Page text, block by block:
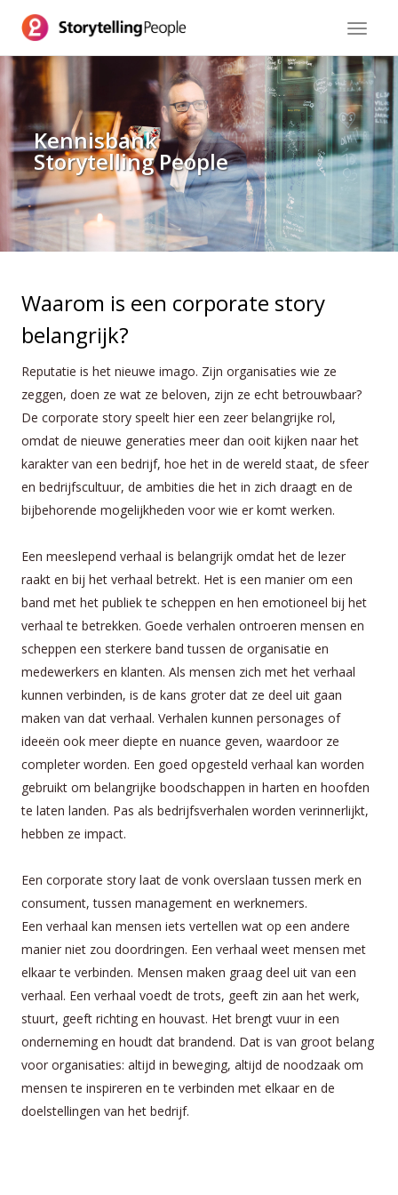
Toggle
Kennisbank
Storytelling People
Waarom is een corporate story
belangrijk?
Reputatie is het nieuwe imago. Zijn organisaties wie ze
zeggen, doen ze wat ze beloven, zijn ze echt betrouwbaar?
De corporate story speelt hier een zeer belangrijke rol,
omdat de nieuwe generaties meer dan ooit kijken naar het
karakter van een bedrijf, hoe het in de wereld staat, de sfeer
en bedrijfscultuur, de ambities die het in zich draagt en de
bijbehorende mogelijkheden voor wie er komt werken.
Een meeslepend verhaal is belangrijk omdat het de lezer
raakt en bij het verhaal betrekt. Het is een manier om een
band met het publiek te scheppen en hen emotioneel bij het
verhaal te betrekken. Goede verhalen ontroeren mensen en
scheppen een sterkere band tussen de organisatie en
medewerkers en klanten. Als mensen zich met het verhaal
kunnen verbinden, is de kans groter dat ze deel uit gaan
maken van dat verhaal. Verhalen kunnen personages of
ideeën ook meer diepte en nuance geven, waardoor ze
completer worden. Een goed opgesteld verhaal kan worden
gebruikt om belangrijke boodschappen in harten en hoofden
te laten landen. Pas als bedrijfsverhalen worden verinnerlijkt,
hebben ze impact.
Een corporate story laat de vonk overslaan tussen merk en
consument, tussen management en werknemers.
Een verhaal kan mensen iets vertellen wat op een andere
manier niet zou doordringen. Een verhaal weet mensen met
elkaar te verbinden. Mensen maken graag deel uit van een
verhaal. Een verhaal voedt de trots, geeft zin aan het werk,
stuurt, geeft richting en houvast. Het brengt vuur in een
onderneming en houdt dat brandend. Dat is van groot belang
voor organisaties: altijd in beweging, altijd de noodzaak om
mensen te inspireren en te verbinden met elkaar en de
doelstellingen van het bedrijf.